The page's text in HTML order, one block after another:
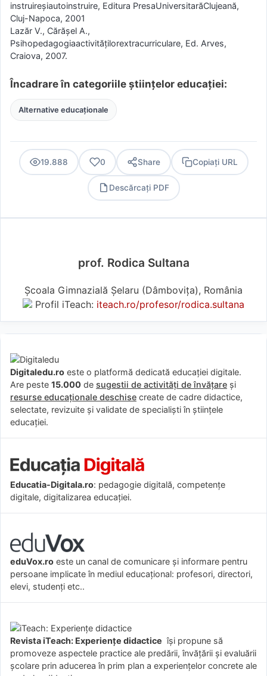
instruireşiautoinstruire, Editura PresaUniversitarăClujeană,
Cluj-Napoca, 2001
Lazăr V., Cărăşel A.,
Psihopedagogiaactivităţilorextracurriculare, Ed. Arves,
Craiova, 2007.
Încadrare în categoriile științelor educației:
Alternative educaționale
19.888 0 Share Copiați URL
Descărcați PDF
prof. Rodica Sultana
Școala Gimnazială Șelaru (Dâmboviţa), România
Profil iTeach: iteach.ro/profesor/rodica.sultana
Digitaledu.ro este o platformă dedicată educației digitale.
Are peste 15.000 de sugestii de activități de învățare și
resurse educaționale deschise create de cadre didactice,
selectate, revizuite și validate de specialiști în științele
educației.
Educatia-Digitala.ro: pedagogie digitală, competențe
digitale, digitalizarea educației.
eduVox.ro este un canal de comunicare și informare pentru
persoane implicate în mediul educațional: profesori, directori,
elevi, studenți etc..
Revista iTeach: Experienţe didactice îşi propune să
promoveze aspectele practice ale predării, învăţării şi evaluării
şcolare prin aducerea în prim plan a experienţelor concrete ale